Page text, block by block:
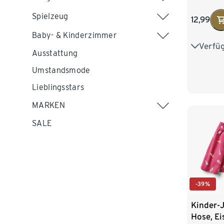
Spielzeug
Baby- & Kinderzimmer
Ausstattung
Umstandsmode
Lieblingsstars
MARKEN
SALE
12,99
86/92
-39%
Kinder-
Hose,